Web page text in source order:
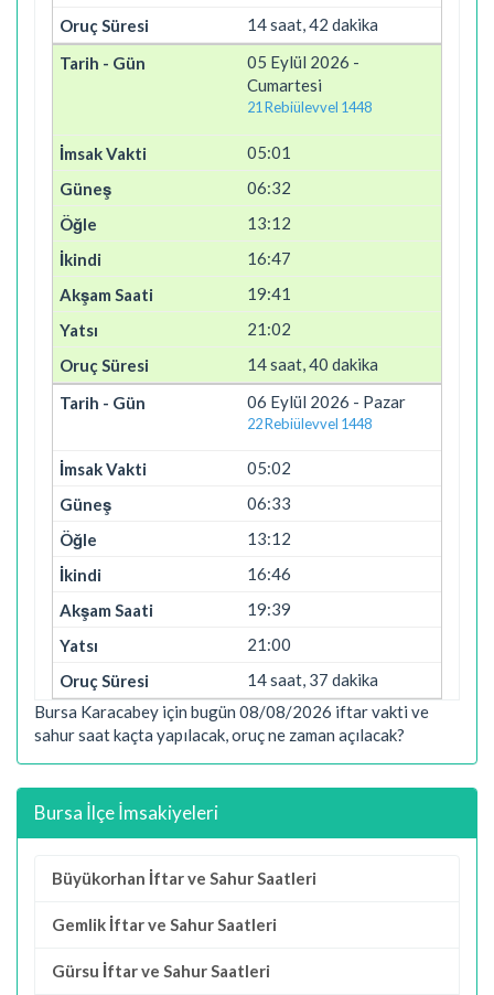
14 saat, 42 dakika
05 Eylül 2026 -
Cumartesi
21 Rebiülevvel 1448
05:01
06:32
13:12
16:47
19:41
21:02
14 saat, 40 dakika
06 Eylül 2026 - Pazar
22 Rebiülevvel 1448
05:02
06:33
13:12
16:46
19:39
21:00
14 saat, 37 dakika
Bursa Karacabey için bugün 08/08/2026 iftar vakti ve
sahur saat kaçta yapılacak, oruç ne zaman açılacak?
Bursa İlçe İmsakiyeleri
Büyükorhan İftar ve Sahur Saatleri
Gemlik İftar ve Sahur Saatleri
Gürsu İftar ve Sahur Saatleri